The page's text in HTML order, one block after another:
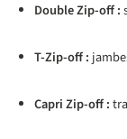
Double Zip-off :
T-Zip-off :
Capri Zip-off :